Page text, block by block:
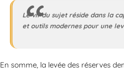
Le vif du sujet réside dans la
et outils modernes pour une
En somme, la levée des réserves